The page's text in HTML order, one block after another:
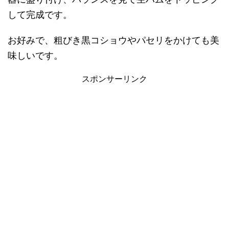
して完成です。
お好みで、粗びき黒コショウやパセリをかけても美
味しいです。
スポンサーリンク